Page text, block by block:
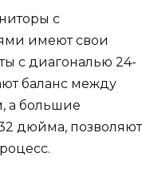
с
имеют свои
с диагональю 24-
баланс между
а большие
дюйма, позволяют